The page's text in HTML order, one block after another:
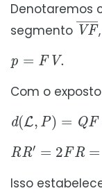
Denotaremos
segmento
VF¯
V.
Com o
d( L P)= F=2
RR′= FR=2
Isso